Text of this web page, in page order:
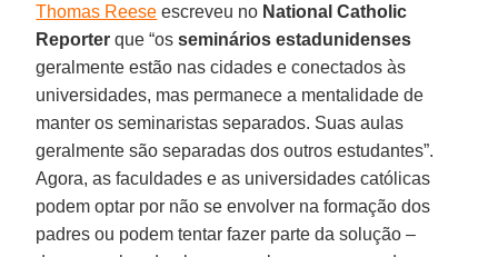
Thomas Reese escreveu no National Catholic
Reporter que “osseminários estadunidenses
geralmente estão nas cidades e conectados às
universidades, mas permanece a mentalidade de
manter os seminaristas separados. Suas aulas
geralmente são separadas dos outros estudantes”.
Agora, as faculdades e as universidades católicas
podem optar por não se envolver na formação dos
padres ou podem tentar fazer parte da solução –